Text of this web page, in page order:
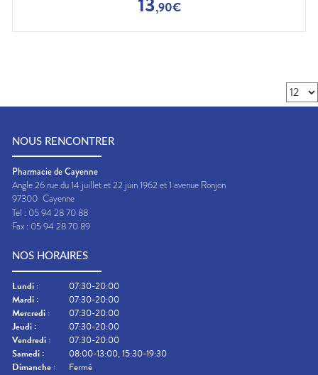
,90€
NOUS RENCONTRER
Pharmacie de Cayenne
Angle 26 rue du 14 juillet et 22 juin 1962 et 1 avenue Ronjon
97300 Cayenne
Tel : 05 94 28 70 88
Fax : 05 94 28 70 89
NOS HORAIRES
Lundi :
07:30-20:00
Mardi :
07:30-20:00
Mercredi :
07:30-20:00
Jeudi :
07:30-20:00
Vendredi :
07:30-20:00
Samedi :
08:00-13:00, 15:30-19:30
Dimanche : Fermé